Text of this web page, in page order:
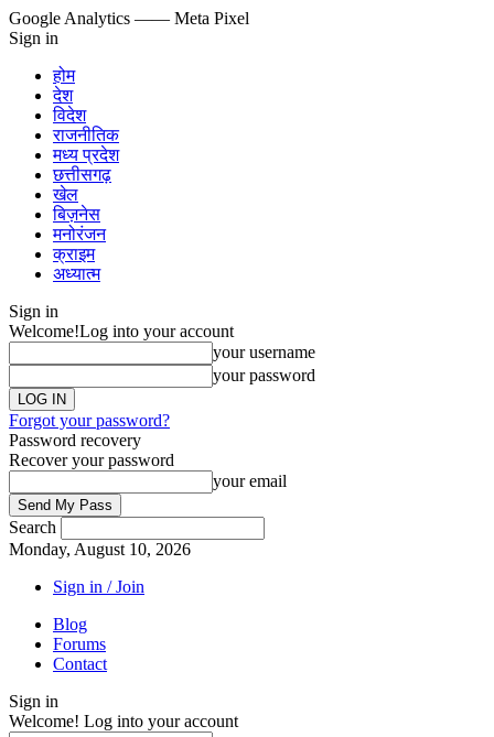
Google Analytics —— Meta Pixel
Sign in
होम
देश
विदेश
राजनीतिक
मध्य प्रदेश
छत्तीसगढ़
खेल
बिज़नेस
मनोरंजन
क्राइम
अध्यात्म
Sign in
Welcome!Log into your account
your username
your password
Forgot your password?
Password recovery
Recover your password
your email
Search
Monday, August 10, 2026
Sign in / Join
Blog
Forums
Contact
Sign in
Welcome! Log into your account